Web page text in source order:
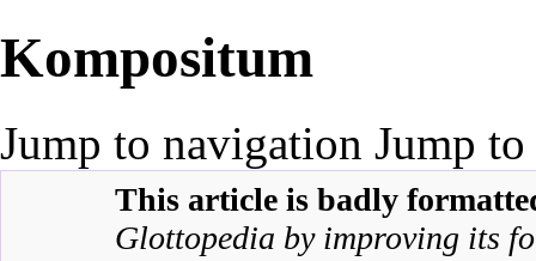
Kompositum
Jump to navigation Jump to
This article is badly
Glottopedia by improving its